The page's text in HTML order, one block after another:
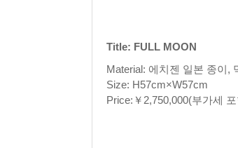
Title: FULL MOON
Material: 에치젠 일본 종이,
Size: H57cm×W57cm
Price:￥2,750,000(부가세